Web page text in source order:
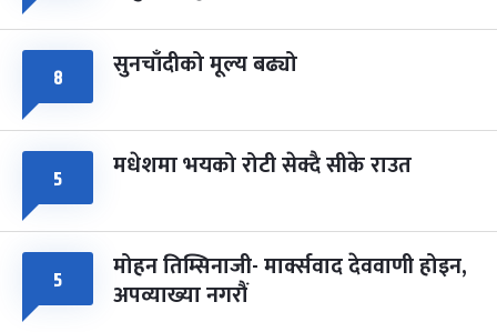
८ सुनचाँदीको मूल्य बढ्यो
५ मधेशमा भयको रोटी सेक्दै सीके राउत
५ मोहन तिम्सिनाजी- मार्क्सवाद देववाणी होइन,
अपव्याख्या नगरौं